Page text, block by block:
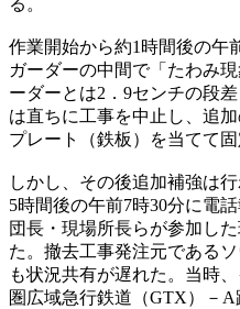
る。
作業開始から約1時間後の午
ガーダーの中間で「たわみ
ーダーとは2．9センチの段
は直ちに工事を中止し、追
プレート（鉄板）を当てて
しかし、その後追加補強は
5時間後の午前7時30分に電
団長・現場所長らが参加し
た。撤去工事発注元である
も状況共有が遅れた。当時
圏広域急行鉄道（GTX）－